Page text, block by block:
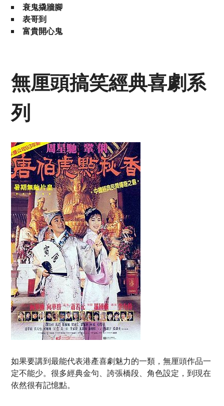
衰鬼撬牆腳
表哥到
富貴開心鬼
無厘頭搞笑經典喜劇系
列
如果要講到最能代表港產喜劇魅力的一類，無厘頭作品一
定不能少。很多經典金句、誇張橋段、角色設定，到現在
依然很有記憶點。